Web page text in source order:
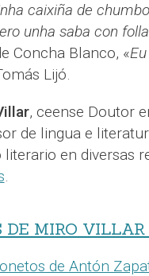
caixiña de chumbo
unha saba con
Concha Blanco, «
Lijó.
, ceense Doutor
de lingua e
en diversas
.
DE MIRO VILLAR
de Antón